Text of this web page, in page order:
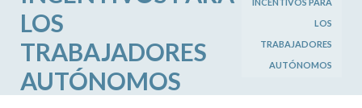
LOS
TRABAJADORES
AUTÓNOMOS
LOS
TRABAJADORES
AUTÓNOMOS